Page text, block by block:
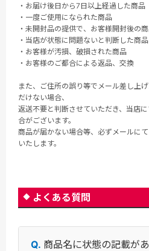
・お届け後日から7日以上経過した商品
・一度ご使用になられた商品
・未開封品の提供で、お客様開封後の
・当店が状態に問題ないと判断した商品
・お客様が汚損、破損された商品
・お客様のご都合による返品、交換
また、ご住所の誤り等でメール差し上
だけない場合、
返送不要と判断させていただき、当店
合がございます。
商品が届かない場合等、必ずメールに
いたします。
よくある質問
商品名に状態の記載が